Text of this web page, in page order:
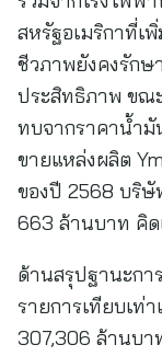
สหรัฐอเมริกาที่
ชีวภาพยังคงรักษ
ประสิทธิภาพ ขณ
ทบจากราคาน้ำ
ขายแหล่งผลิต
ของปี 2568 บริษั
663 ล้านบาท คิ
ด้านสรุปฐานะกา
รายการเทียบเท่
307,306 ล้านบา